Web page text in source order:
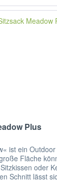
Plus
ist ein
Fläche
oder
Schnitt lässt